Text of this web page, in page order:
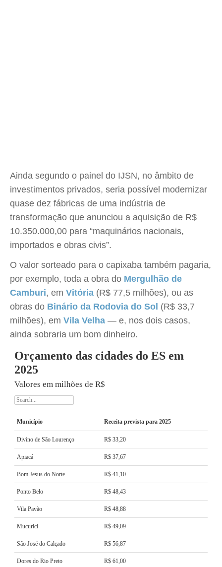
Ainda segundo o painel do IJSN, no âmbito de
investimentos privados, seria possível modernizar
quase dez fábricas de uma indústria de
transformação que anunciou a aquisição de R$
10.350.000,00 para “maquinários nacionais,
importados e obras civis”.
O valor sorteado para o capixaba também pagaria,
por exemplo, toda a obra do Mergulhão de
Camburi, em Vitória (R$ 77,5 milhões), ou as
obras do Binário da Rodovia do Sol (R$ 33,7
milhões), em Vila Velha — e, nos dois casos,
ainda sobraria um bom dinheiro.